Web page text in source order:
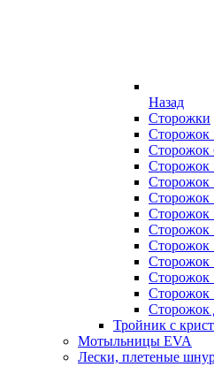
Назад
Сторожки
Сторожок
Сторожок
Сторожок
Сторожок
Сторожок
Сторожок
Сторожок
Сторожок
Сторожок
Сторожок
Сторожок
Сторожок
Тройник с
Мотыльницы EVA
Лески, плетеные